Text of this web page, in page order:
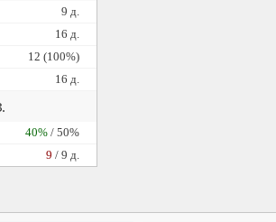
9 д.
16 д.
12 (100%)
16 д.
40% / 50%
9 / 9 д.